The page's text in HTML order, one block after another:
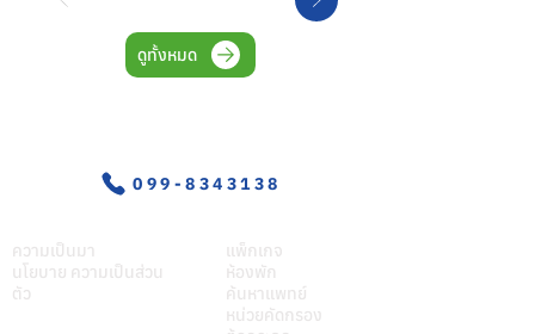
ดูทั้งหมด
099-8343138
ความเป็นมา
นโยบาย ความเป็นส่วน
ตัว
แพ็กเกจ
ห้องพัก
ค้นหาแพทย์
หน่วยคัดกรอง